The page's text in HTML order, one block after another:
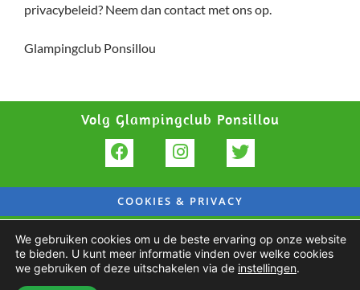
privacybeleid? Neem dan contact met ons op.
Glampingclub Ponsillou
Volg Glampingclub Ponsillou
COOKIES & PRIVACY
We gebruiken cookies om u de beste ervaring op onze website
te bieden. U kunt meer informatie vinden over welke cookies
we gebruiken of deze uitschakelen via de instellingen.